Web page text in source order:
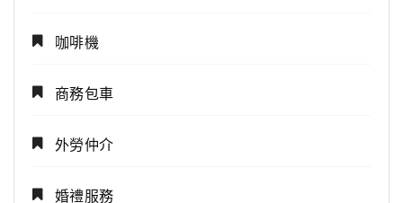
咖啡機
商務包車
外勞仲介
婚禮服務